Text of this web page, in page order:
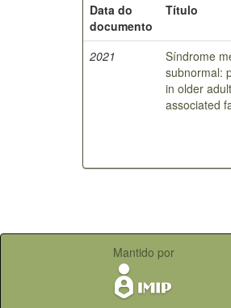
Data do
documento
Título
2021
Síndrome
subnormal:
in older
associated
Mantido por